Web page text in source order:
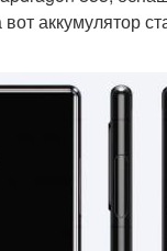
аккумулятор